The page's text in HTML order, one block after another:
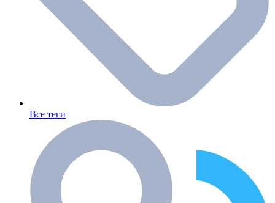
Все теги